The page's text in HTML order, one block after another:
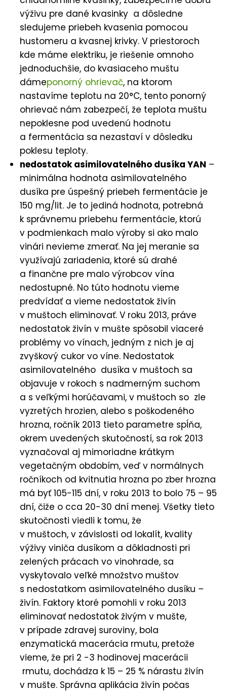
výživu pre dané kvasinky a dôsledne
sledujeme priebeh kvasenia pomocou
hustomeru a kvasnej krivky. V priestoroch
kde máme elektriku, je riešenie omnoho
jednoduchšie, do kvasiaceho muštu
dámeponorný ohrievač, na ktorom
nastavíme teplotu na 20°C, tento ponorný
ohrievač nám zabezpečí, že teplota muštu
nepoklesne pod uvedenú hodnotu
a fermentácia sa nezastaví v dôsledku
poklesu teploty.
nedostatok asimilovatelného dusíka YAN –
minimálna hodnota asimilovatelného
dusíka pre úspešný priebeh fermentácie je
150 mg/lit. Je to jediná hodnota, potrebná
k správnemu priebehu fermentácie, ktorú
v podmienkach malo výroby si ako malo
vinári nevieme zmerať. Na jej meranie sa
využívajú zariadenia, ktoré sú drahé
a finančne pre malo výrobcov vína
nedostupné. No túto hodnotu vieme
predvídať a vieme nedostatok živín
v muštoch eliminovať. V roku 2013, práve
nedostatok živín v mušte spôsobil viaceré
problémy vo vínach, jedným z nich je aj
zvyškový cukor vo víne. Nedostatok
asimilovatelného dusíka v muštoch sa
objavuje v rokoch s nadmerným suchom
a s veľkými horúčavami, v muštoch so zle
vyzretých hrozien, alebo s poškodeného
hrozna, ročník 2013 tieto parametre spĺňa,
okrem uvedených skutočností, sa rok 2013
vyznačoval aj mimoriadne krátkym
vegetačným obdobím, veď v normálnych
ročníkoch od kvitnutia hrozna po zber hrozna
má byť 105-115 dní, v roku 2013 to bolo 75 – 95
dní, čiže o cca 20-30 dní menej. Všetky tieto
skutočnosti viedli k tomu, že
v muštoch, v závislosti od lokalít, kvality
výživy viniča dusíkom a dôkladnosti pri
zelených prácach vo vinohrade, sa
vyskytovalo veľké množstvo muštov
s nedostatkom asimilovatelného dusíku –
živín. Faktory ktoré pomohli v roku 2013
eliminovať nedostatok živým v mušte,
v prípade zdravej suroviny, bola
enzymatická macerácia rmutu, pretože
vieme, že pri 2 -3 hodinovej macerácii
rmutu, dochádza k 15 – 25 % nárastu živín
v mušte. Správna aplikácia živín počas